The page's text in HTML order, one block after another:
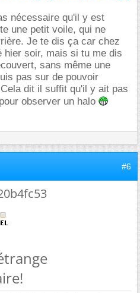
nécessaire qu'il y est
une petit voile, qui ne
Je te dis ça car chez
hier soir, mais si tu me dis
sans même une
pas sur de pouvoir
dit il suffit qu'il y ait pas
observer un halo
#6